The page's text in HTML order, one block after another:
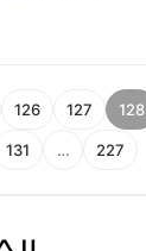
126 127 128
131 … 227